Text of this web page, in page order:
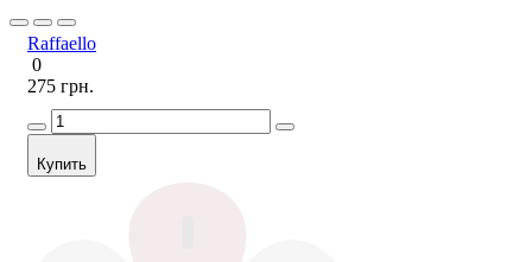
Raffaello
0
275 грн.
Купить